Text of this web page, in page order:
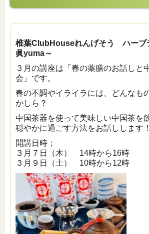
椎葉ClubHouseれんげそうハーブ
眞yuma～
３月の講座は「春の薬膳のお話しと
会」です。
春の不調やイライラには、どんなも
かしら？
中国茶器を使って美味しい中国茶を
穏やかに過ごす方法をお話しします！
開講日時；
３月７日（木） 14時から16時
３月９日（土） 10時から12時